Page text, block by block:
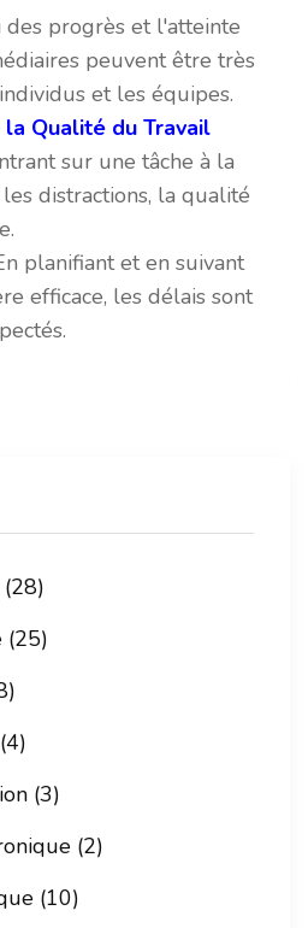
des progrès et l'atteinte
peuvent être très
et les équipes.
Qualité du Travail
sur une tâche à la
distractions, la qualité
planifiant et en suivant
efficace, les délais sont
(25)
(3)
(2)
(10)